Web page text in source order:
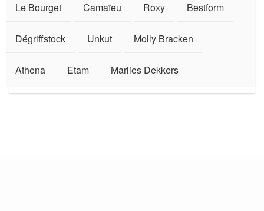
Le Bourget Camaïeu Roxy Bestform
Dégriffstock Unkut Molly Bracken
Athena Etam Marlies Dekkers